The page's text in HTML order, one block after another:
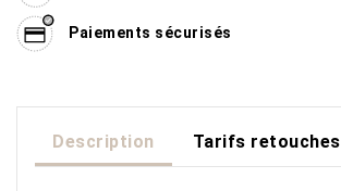
Paiements sécurisés
Description Tarifs retouches